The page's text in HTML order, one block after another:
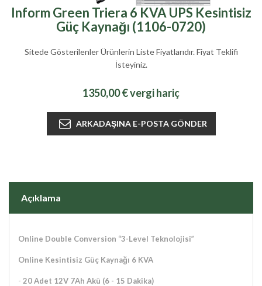
Inform Green Triera 6 KVA UPS Kesintisiz
Güç Kaynağı (1106-0720)
Sitede Gösterilenler Ürünlerin Liste Fiyatlarıdır. Fiyat Teklifi
İsteyiniz.
1350,00 € vergi hariç
Açıklama
Online Double Conversion “3-Level Teknolojisi”
Online Kesintisiz Güç Kaynağı 6 KVA
- 20Adet 12V 7Ah Akü (6 - 15 Dakika)